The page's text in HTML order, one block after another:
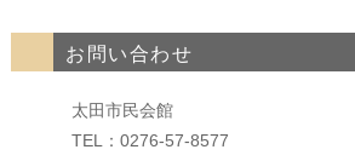
お問い合わせ
太田市民会館
TEL：0276-57-8577